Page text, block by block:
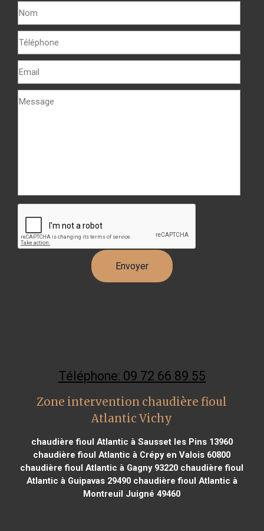
Téléphone: 09 72 66 89 55
Zone intervention chaudière fioul
Atlantic Vichy
chaudière fioul Atlantic à Sausset les Pins 13960
chaudière fioul Atlantic à Crépy en Valois 60800
chaudière fioul Atlantic à Gagny 93220 chaudière fioul
Atlantic à Guipavas 29490chaudière fioul Atlantic à
Montreuil Juigné 49460